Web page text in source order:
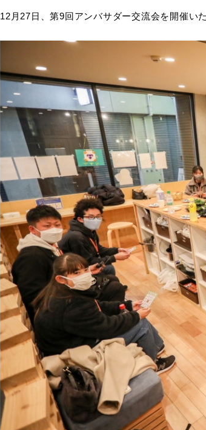
12月27日、第9回アンバサダー交流会を開催い